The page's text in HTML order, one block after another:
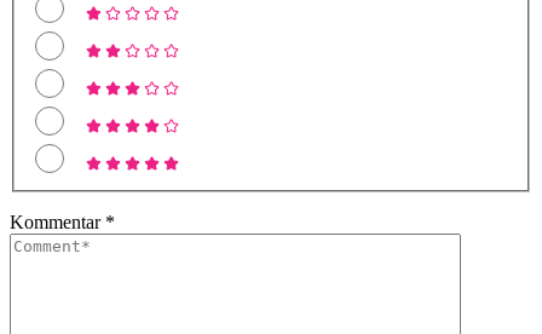
Kommentar *